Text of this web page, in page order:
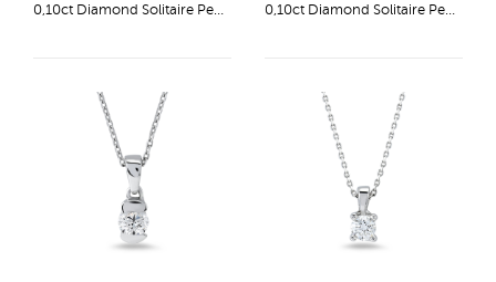
0,10ct Diamond Solitaire Pendant 0,10ct Diamond Solitaire Pendant